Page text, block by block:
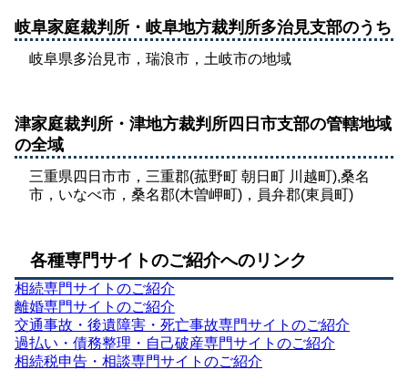
岐阜家庭裁判所・岐阜地方裁判所多治見支部のうち
岐阜県多治見市，瑞浪市，土岐市の地域
津家庭裁判所・津地方裁判所四日市支部の管轄地域
の全域
三重県四日市市，三重郡(菰野町 朝日町 川越町),桑名
市，いなべ市，桑名郡(木曽岬町)，員弁郡(東員町)
各種専門サイトのご紹介へのリンク
相続専門サイトのご紹介
離婚専門サイトのご紹介
交通事故・後遺障害・死亡事故専門サイトのご紹介
過払い・債務整理・自己破産専門サイトのご紹介
相続税申告・相談専門サイトのご紹介